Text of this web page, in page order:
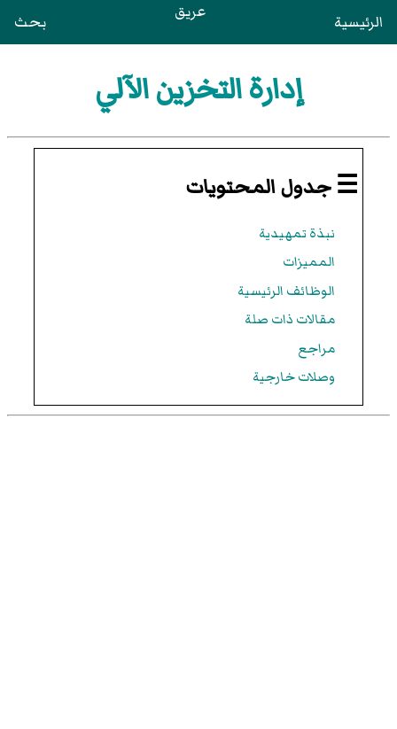
الرئيسية عريق بحث
إدارة التخزين الآلي
☰ جدول المحتويات
نبذة تمهيدية
المميزات
الوظائف الرئيسية
مقالات ذات صلة
مراجع
وصلات خارجية